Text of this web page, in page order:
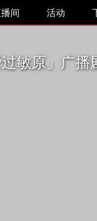
间 活动
过敏原」广